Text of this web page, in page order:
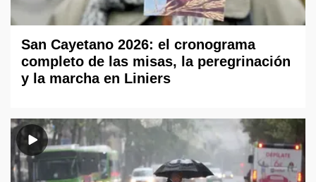
San Cayetano 2026: el cronograma
completo de las misas, la peregrinación
y la marcha en Liniers